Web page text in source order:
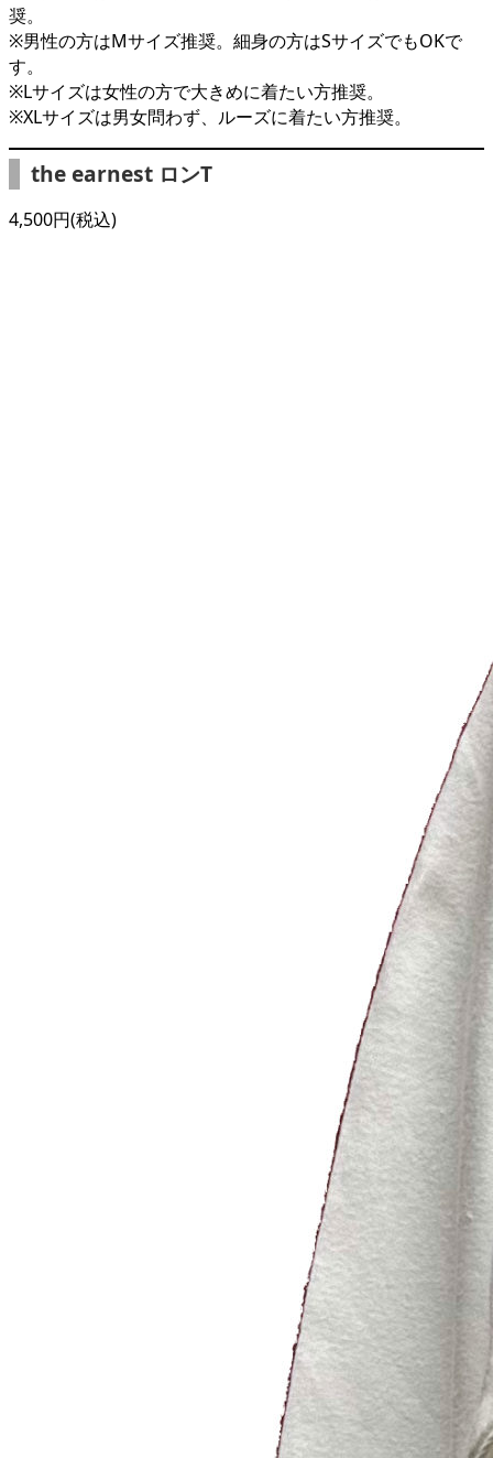
奨。
※男性の方はMサイズ推奨。細身の方はSサイズでもOKで
す。
※Lサイズは女性の方で大きめに着たい方推奨。
※XLサイズは男女問わず、ルーズに着たい方推奨。
the earnest ロンT
4,500円(税込)